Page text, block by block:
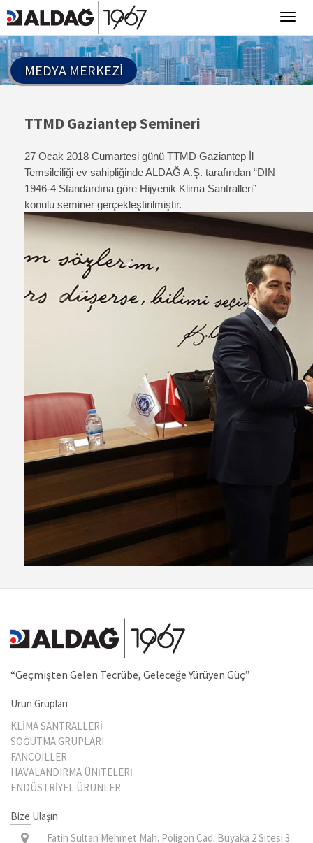
MEDYA MERKEZI
TTMD Gaziantep Semineri
27 Ocak 2018 Cumartesi günü TTMD Gaziantep İl
Temsilciliği ev sahipliğinde ALDAĞ A.Ş. tarafından “DIN
1946-4 Standardına göre Hijyenik Klima Santralleri”
konulu seminer gerçekleştirilmiştir.
“Geçmişten Gelen Tecrübe, Geleceğe Yürüyen Güç”
Ürün Grupları
KLİMA SANTRALLERİ
SOĞUTMA GRUPLARI
FANCOILLER
HAVALANDIRMA ÜNİTELERİ
ENDÜSTRİYEL ÜRÜNLER
Bize Ulaşın
Fatih Sultan Mehmet Mah. Poligon Cad. Buyaka 2 Sitesi 3